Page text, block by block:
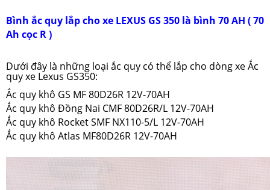
Bình ắc quy lắp cho xe LEXUS GS 350 là bình 70 AH ( 70
Ah cọc R )
Dưới đây là những loại ắc quy có thể lắp cho dòng xe Ắc
quy xe Lexus GS350:
Ắc quy khô GS MF 80D26R 12V-70AH
Ắc quy khô Đồng Nai CMF 80D26R/L 12V-70AH
Ắc quy khô Rocket SMF NX110-5/L 12V-70AH
Ắc quy khô Atlas MF80D26R 12V-70AH